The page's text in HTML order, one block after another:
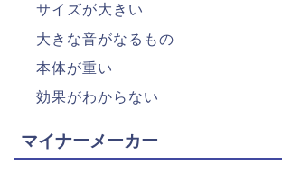
サイズが大きい
大きな音がなるもの
本体が重い
効果がわからない
マイナーメーカー